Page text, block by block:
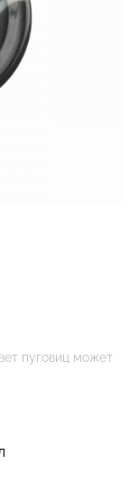
пуговиц может